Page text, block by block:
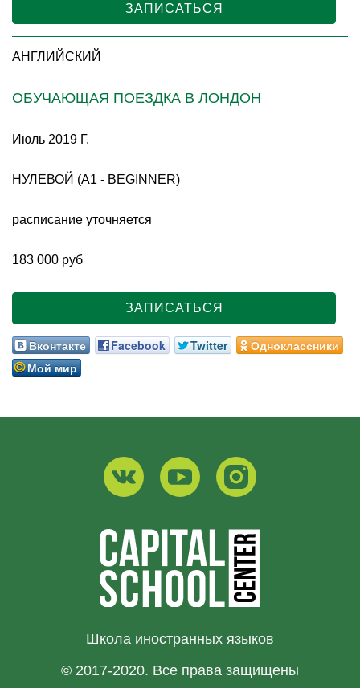
ЗАПИСАТЬСЯ
АНГЛИЙСКИЙ
ОБУЧАЮЩАЯ ПОЕЗДКА В ЛОНДОН
Июль 2019 Г.
НУЛЕВОЙ (A1 - BEGINNER)
расписание уточняется
183 000 руб
ЗАПИСАТЬСЯ
Вконтакте Facebook Twitter
Одноклассники
Мой мир
Школа иностранных языков
© 2017-2020. Все права защищены